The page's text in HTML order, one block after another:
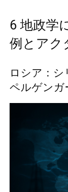
6 地政学
例とアク
ロシア：
ペルゲンガ